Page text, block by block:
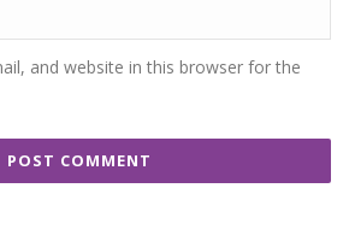
and website in this browser for the